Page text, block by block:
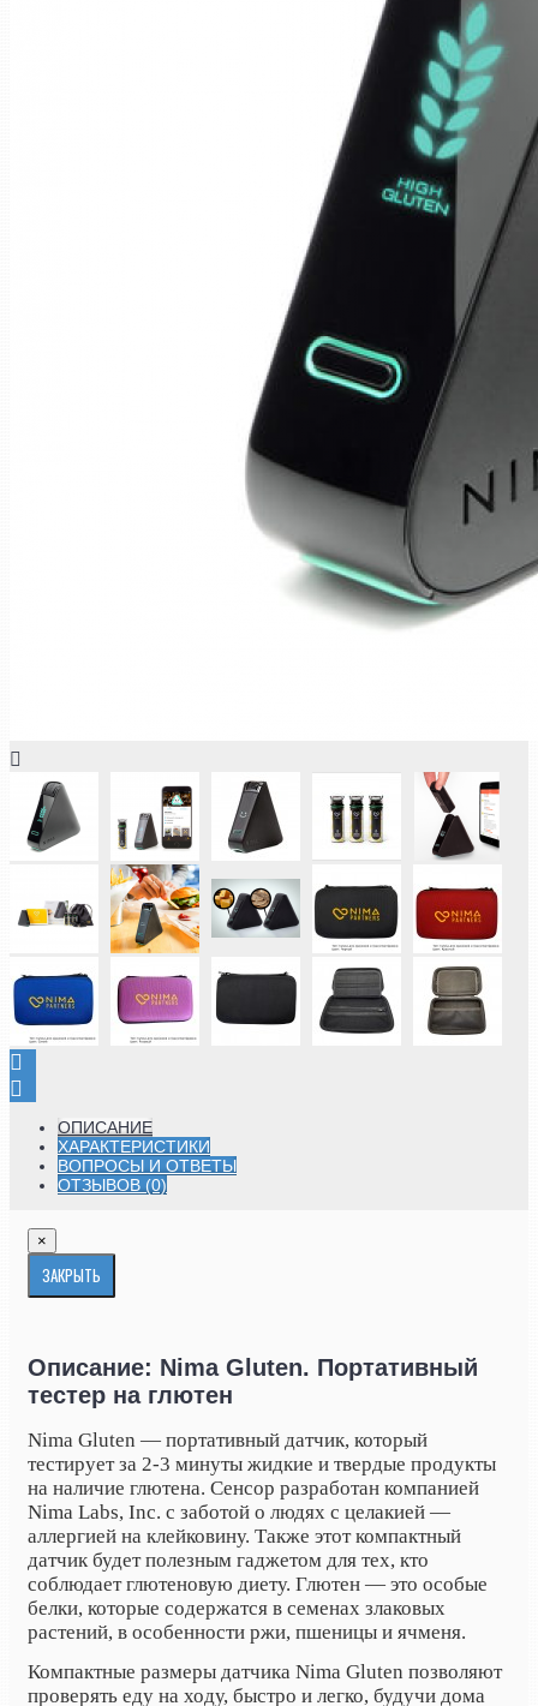
ОПИСАНИЕ
ХАРАКТЕРИСТИКИ
ВОПРОСЫ И ОТВЕТЫ
ОТЗЫВОВ (0)
×
ЗАКРЫТЬ
Описание: Nima Gluten. Портативный
тестер на глютен
Nima Gluten — портативный датчик, который
тестирует за 2-3 минуты жидкие и твердые продукты
на наличие глютена. Сенсор разработан компанией
Nima Labs, Inc. с заботой о людях с целакией —
аллергией на клейковину. Также этот компактный
датчик будет полезным гаджетом для тех, кто
соблюдает глютеновую диету. Глютен — это особые
белки, которые содержатся в семенах злаковых
растений, в особенности ржи, пшеницы и ячменя.
Компактные размеры датчика Nima Gluten позволяют
проверять еду на ходу, быстро и легко, будучи дома